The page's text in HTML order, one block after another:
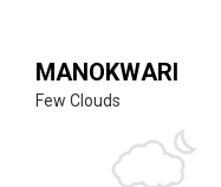
MANOKWARI
Few Clouds